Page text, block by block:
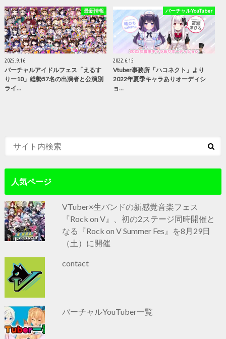
最新情報
2025.9.16
バーチャルアイドルフェス「えるす
りー10」総勢57名の出演者と公演別
ライ…
バーチャルYouTuber
2022.6.15
Vtuber事務所「ハコネクト」より
2022年夏季キャラありオーディシ
ョ…
人気ページ
VTuber×生バンドの新感覚音楽フェス
『Rock on V』、初の2ステージ同時開催と
なる『Rock on V Summer Fes』を8月29日
（土）に開催
contact
バーチャルYouTuber一覧